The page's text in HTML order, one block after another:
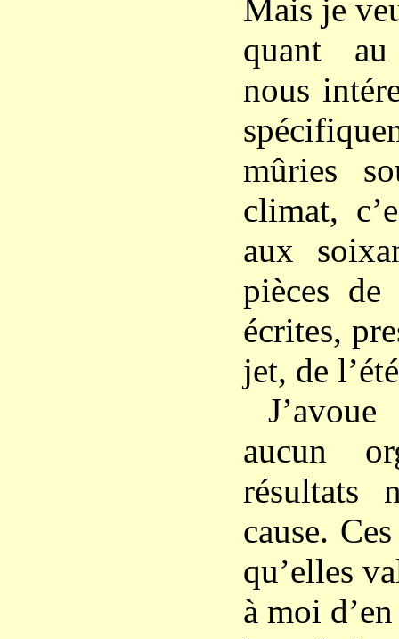
Mais je
quant
nous
mûries
climat,
aux
pièces de
écrites,
jet, de
aucun
résultats
cause.
qu’elles
à moi